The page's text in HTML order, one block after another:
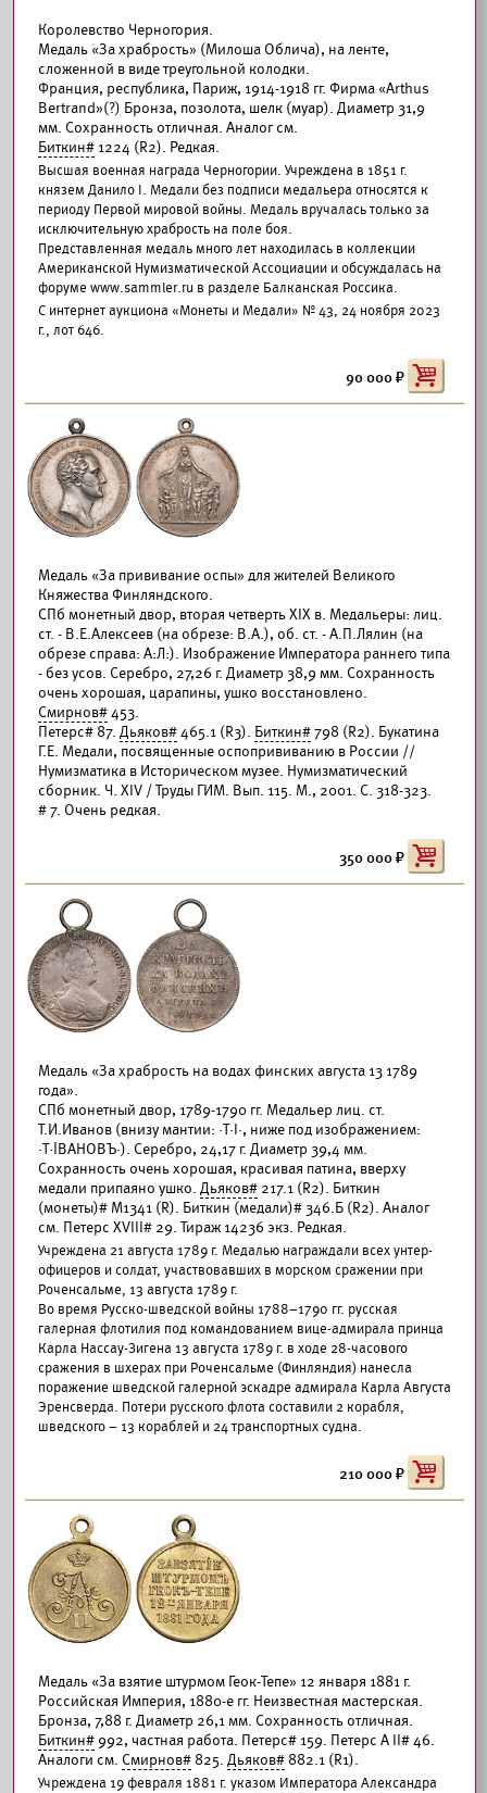
Королевство Черногория.
Медаль «За храбрость» (Милоша Облича), на ленте,
сложенной в виде треугольной колодки.
Франция, республика, Париж, 1914-1918 гг. Фирма «Arthus
Bertrand»(?) Бронза, позолота, шелк (муар). Диаметр 31,9
мм. Сохранность отличная. Аналог см.
Биткин# 1224 (R2). Редкая.
Высшая военная награда Черногории. Учреждена в 1851 г.
князем Данило I. Медали без подписи медальера относятся к
периоду Первой мировой войны. Медаль вручалась только за
исключительную храбрость на поле боя.
Представленная медаль много лет находилась в коллекции
Американской Нумизматической Ассоциации и обсуждалась на
форуме www.sammler.ru в разделе Балканская Россика.
С интернет аукциона «Монеты и Медали» № 43, 24 ноября 2023
г., лот 646.
90 000
Медаль «За прививание оспы» для жителей Великого
Княжества Финляндского.
СПб монетный двор, вторая четверть XIX в. Медальеры: лиц.
ст. - В.Е.Алексеев (на обрезе: В.А.), об. ст. - А.П.Лялин (на
обрезе справа: А:Л:). Изображение Императора раннего типа
- без усов. Серебро, 27,26 г. Диаметр 38,9 мм. Сохранность
очень хорошая, царапины, ушко восстановлено.
Смирнов#453.
Петерс# 87. Дьяков#465.1 (R3). Биткин#798 (R2). Букатина
Г.Е. Медали, посвященные оспопрививанию в России //
Нумизматика в Историческом музее. Нумизматический
сборник. Ч. XIV / Труды ГИМ. Вып. 115. М., 2001. С. 318-323.
# 7. Очень редкая.
350 000
Медаль «За храбрость на водах финских августа 13 1789
года».
СПб монетный двор, 1789-1790 гг. Медальер лиц. ст.
Т.И.Иванов (внизу мантии: ·Т·I·, ниже под изображением:
·Т·İВАНОВЪ·). Серебро, 24,17 г. Диаметр 39,4 мм.
Сохранность очень хорошая, красивая патина, вверху
медали припаяно ушко. Дьяков# 217.1 (R2). Биткин
(монеты)# М1341 (R). Биткин (медали)# 346.Б (R2). Аналог
см. Петерс XVIII# 29. Тираж 14236 экз. Редкая.
Учреждена 21 августа 1789 г. Медалью награждали всех унтер-
офицеров и солдат, участвовавших в морском сражении при
Роченсальме, 13 августа 1789 г.
Во время Русско-шведской войны 1788–1790 гг. русская
галерная флотилия под командованием вице-адмирала принца
Карла Нассау-Зигена 13 августа 1789 г. в ходе 28-часового
сражения в шхерах при Роченсальме (Финляндия) нанесла
поражение шведской галерной эскадре адмирала Карла Августа
Эренсверда. Потери русского флота составили 2 корабля,
шведского – 13 кораблей и 24 транспортных судна.
210 000
Медаль «За взятие штурмом Геок-Тепе» 12 января 1881 г.
Российская Империя, 1880-е гг. Неизвестная мастерская.
Бронза, 7,88 г. Диаметр 26,1 мм. Сохранность отличная.
Биткин# 992, частная работа. Петерс# 159. Петерс А II# 46.
Аналоги см. Смирнов# 825. Дьяков# 882.1 (R1).
Учреждена 19 февраля 1881 г. указом Императора Александра